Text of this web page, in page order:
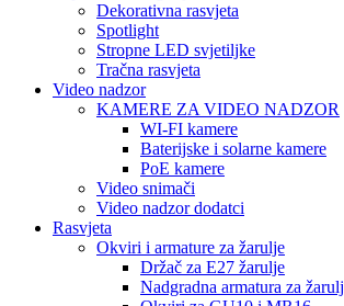
Dekorativna rasvjeta
Spotlight
Stropne LED svjetiljke
Tračna rasvjeta
Video nadzor
KAMERE ZA VIDEO NADZOR
WI-FI kamere
Baterijske i solarne kamere
PoE kamere
Video snimači
Video nadzor dodatci
Rasvjeta
Okviri i armature za žarulje
Držač za E27 žarulje
Nadgradna armatura za